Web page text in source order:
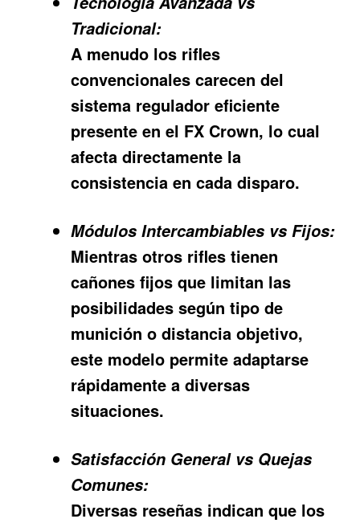
Tradicional:
A menudo los rifles
convencionales carecen del
sistema regulador eficiente
presente en el FX Crown, lo cual
afecta directamente la
consistencia en cada disparo.
Módulos Intercambiables vs Fijos:
Mientras otros rifles tienen
cañones fijos que limitan las
posibilidades según tipo de
munición o distancia objetivo,
este modelo permite adaptarse
rápidamente a diversas
situaciones.
Satisfacción General vs Quejas
Comunes:
Diversas reseñas indican que los